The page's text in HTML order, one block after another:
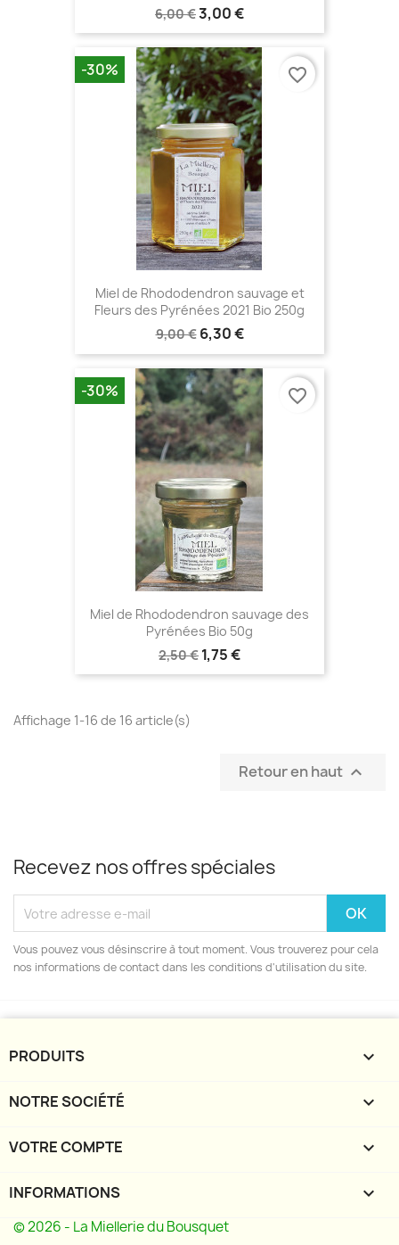
6,00 €3,00 €
Miel de Rhododendron sauvage et
Fleurs des Pyrénées 2021 Bio 250g
9,00 € 6,30 €
-30% favorite_border
Miel de Rhododendron sauvage des
Pyrénées Bio 50g
2,50 € 1,75 €
-30% favorite_border
Affichage 1-16 de 16 article(s)
Retour en haut 
Recevez nos offres spéciales
Vous pouvez vous désinscrire à tout moment. Vous trouverez pour cela
nos informations de contact dans les conditions d'utilisation du site.
PRODUITS 
NOTRE SOCIÉTÉ 
VOTRE COMPTE 
INFORMATIONS keyboard_arrow_down
© 2026 - La Miellerie du Bousquet